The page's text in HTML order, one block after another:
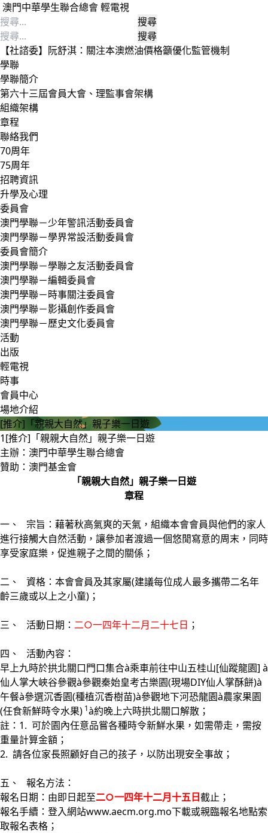
Toggle navigation
澳門中華學生聯合總會輕電視
搜
尋
關
鍵
字:
搜
尋
關
鍵
字:
【社諮委】阮舒淇：關注本澳燃油價格籲優化監管機制
學聯
學聯簡介
第六十三屆會員大會、理監事會架構
組織架構
章程
聯絡我們
70周年
75周年
招聘資訊
升學及心理
委員會
澳門學聯－少年警訊活動委員會
澳門學聯－學界常設活動委員會
委員會簡介
澳門學聯－學聯之友活動委員會
澳門學聯－編輯委員會
澳門學聯－時事關注委員會
澳門學聯－影攝創作委員會
澳門學聯－歷史文化委員會
活動
出版
輕電視
時事
會員中心
場地介紹
[推介]「親親大自然」親子樂一日遊
1[推介]「親親大自然」親子樂一日遊
主辦：澳門中華學生聯合總會
贊助：澳門基金會
「親親大自然」親子樂一日遊
章程
一、 宗旨：藉著秋高氣爽的天氣，組織本會會員與他們的家人
進行接觸大自然活動，讓參加者渡過一個悠閒寫意的周末，同時
享受家庭樂，促進親子之間的關係；
二、 資格：本會會員及其家屬(建議每位成人最多攜帶二名年
齡三歲或以上之小童)；
三、 活動日期： 二○一四年十二月二十七日 ；
四、 活動內容：
早上九時於拱北關口門口集合à乘車前往中山五桂山[仙蹤龍園] à
仙人掌大峽谷參觀à參觀秦始皇考古樂園(現場DIY仙人掌酥餅)à
午餐à參選沉香園(種植沉香樹苗)à參觀地下河恐龍園à農家果園
(任食新鮮時令水果) 1à約晚上六時拱北關口解散；
註：1. 可於園內任意品嘗各種時令新鮮水果，如需帶走，需按
重量計算金額；
2. 請各位家長照顧好自己的孩子，以防出現安全事故；
五、 報名方法：
報名日期：由即日起至二○一四年十二月十五日截止；
報名手續：登入網站www.aecm.org.mo下載或親臨報名地點索
取報名表格；